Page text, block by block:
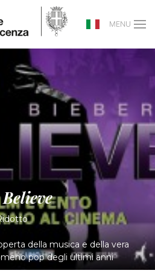
MENU
della musica e della vera
pop degli ultimi anni